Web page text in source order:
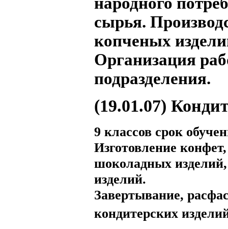
сырья.
копченых
Организация
подразделения.
(19.01.07)
9 классов срок
Изготовление
шоколадных
изделий.
Завертывание,
кондитерских